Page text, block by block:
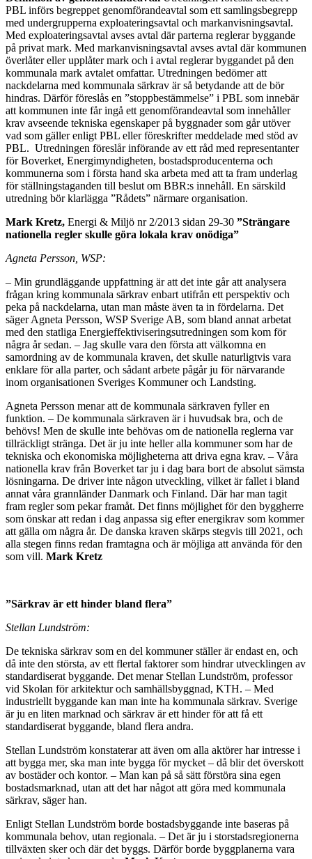
PBL införs begreppet genomförandeavtal som ett samlingsbegrepp
med undergrupperna exploateringsavtal och markanvisningsavtal.
Med exploateringsavtal avses avtal där parterna reglerar byggande
på privat mark. Med markanvisningsavtal avses avtal där kommunen
överlåter eller upplåter mark och i avtal reglerar byggandet på den
kommunala mark avtalet omfattar. Utredningen bedömer att
nackdelarna med kommunala särkrav är så betydande att de bör
hindras. Därför föreslås en ”stoppbestämmelse” i PBL som innebär
att kommunen inte får ingå ett genomförandeavtal som innehåller
krav avseende tekniska egenskaper på byggnader som går utöver
vad som gäller enligt PBL eller föreskrifter meddelade med stöd av
PBL. Utredningen föreslår införande av ett råd med representanter
för Boverket, Energimyndigheten, bostadsproducenterna och
kommunerna som i första hand ska arbeta med att ta fram underlag
för ställningstaganden till beslut om BBR:s innehåll. En särskild
utredning bör klarlägga ”Rådets” närmare organisation.
Mark Kretz, Energi & Miljö nr 2/2013 sidan 29-30 ”Strängare
nationella regler skulle göra lokala krav onödiga”
Agneta Persson, WSP:
– Min grundläggande uppfattning är att det inte går att analysera
frågan kring kommunala särkrav enbart utifrån ett perspektiv och
peka på nackdelarna, utan man måste även ta in fördelarna. Det
säger Agneta Persson, WSP Sverige AB, som bland annat arbetat
med den statliga Energieffektiviseringsutredningen som kom för
några år sedan. – Jag skulle vara den första att välkomna en
samordning av de kommunala kraven, det skulle naturligtvis vara
enklare för alla parter, och sådant arbete pågår ju för närvarande
inom organisationen Sveriges Kommuner och Landsting.
Agneta Persson menar att de kommunala särkraven fyller en
funktion. – De kommunala särkraven är i huvudsak bra, och de
behövs! Men de skulle inte behövas om de nationella reglerna var
tillräckligt stränga. Det är ju inte heller alla kommuner som har de
tekniska och ekonomiska möjligheterna att driva egna krav. – Våra
nationella krav från Boverket tar ju i dag bara bort de absolut sämsta
lösningarna. De driver inte någon utveckling, vilket är fallet i bland
annat våra grannländer Danmark och Finland. Där har man tagit
fram regler som pekar framåt. Det finns möjlighet för den byggherre
som önskar att redan i dag anpassa sig efter energikrav som kommer
att gälla om några år. De danska kraven skärps stegvis till 2021, och
alla stegen finns redan framtagna och är möjliga att använda för den
som vill. Mark Kretz
”Särkrav är ett hinder bland flera”
Stellan Lundström:
De tekniska särkrav som en del kommuner ställer är endast en, och
då inte den största, av ett flertal faktorer som hindrar utvecklingen av
standardiserat byggande. Det menar Stellan Lundström, professor
vid Skolan för arkitektur och samhällsbyggnad, KTH. – Med
industriellt byggande kan man inte ha kommunala särkrav. Sverige
är ju en liten marknad och särkrav är ett hinder för att få ett
standardiserat byggande, bland flera andra.
Stellan Lundström konstaterar att även om alla aktörer har intresse i
att bygga mer, ska man inte bygga för mycket – då blir det överskott
av bostäder och kontor. – Man kan på så sätt förstöra sina egen
bostadsmarknad, utan att det har något att göra med kommunala
särkrav, säger han.
Enligt Stellan Lundström borde bostadsbyggande inte baseras på
kommunala behov, utan regionala. – Det är ju i storstadsregionerna
tillväxten sker och där det byggs. Därför borde byggplanerna vara